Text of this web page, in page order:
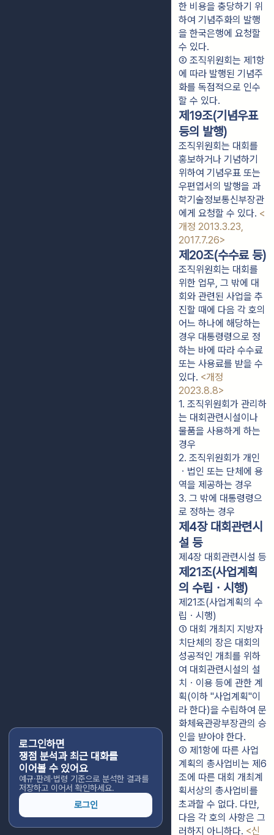
로그인하면
쟁점 분석과 최근 대화를
이어볼 수 있어요
예규·판례·법령 기준으로 분석한 결과를
저장하고 이어서 확인하세요.
로그인
한 비용을 충당하기 위
하여 기념주화의 발행
을 한국은행에 요청할
수 있다.
② 조직위원회는 제1항
에 따라 발행된 기념주
화를 독점적으로 인수
할 수 있다.
제19조(기념우표
등의 발행)
조직위원회는 대회를
홍보하거나 기념하기
위하여 기념우표 또는
우편엽서의 발행을 과
학기술정보통신부장관
에게 요청할 수 있다. <
개정 2013.3.23,
2017.7.26>
제20조(수수료 등)
조직위원회는 대회를
위한 업무, 그 밖에 대
회와 관련된 사업을 추
진할 때에 다음 각 호의
어느 하나에 해당하는
경우 대통령령으로 정
하는 바에 따라 수수료
또는 사용료를 받을 수
있다. <개정
2023.8.8>
1. 조직위원회가 관리하
는 대회관련시설이나
물품을 사용하게 하는
경우
2. 조직위원회가 개인
ㆍ법인 또는 단체에 용
역을 제공하는 경우
3. 그 밖에 대통령령으
로 정하는 경우
제4장 대회관련시
설 등
제4장 대회관련시설 등
제21조(사업계획
의 수립ㆍ시행)
제21조(사업계획의 수
립ㆍ시행)
① 대회 개최지 지방자
치단체의 장은 대회의
성공적인 개최를 위하
여 대회관련시설의 설
치ㆍ이용 등에 관한 계
획(이하 "사업계획"이
라 한다)을 수립하여 문
화체육관광부장관의 승
인을 받아야 한다.
② 제1항에 따른 사업
계획의 총사업비는 제6
조에 따른 대회 개최계
획서상의 총사업비를
초과할 수 없다. 다만,
다음 각 호의 사항은 그
러하지 아니하다. <신